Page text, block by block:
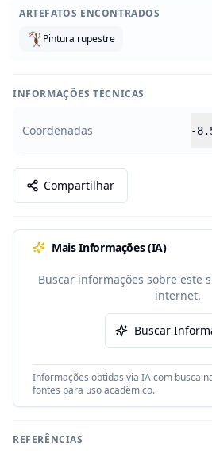
ARTEFATOS ENCONTRADOS
Pintura rupestre
INFORMAÇÕES TÉCNICAS
Coordenadas -
Compartilhar
Mais Informações (IA)
Buscar informações sobre este
internet.
Buscar
Informações obtidas via IA com busca
fontes para uso acadêmico.
REFERÊNCIAS